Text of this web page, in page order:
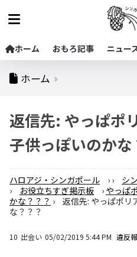
ホーム おもろ記事 ニュー
ホーム
返信先: やっぱポ
子供っぽいのかな
ハロアジ・シンガポール › ›
シ
›
お役立ちすぎ掲示板 › やっぱ
かな？？？ ›
返信先: やっぱポリ
な？？？
10 出会い 05/02/2019 5:44 PM 違反